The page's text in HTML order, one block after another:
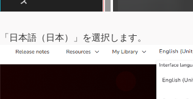
「日本語（日本）」を選択します。